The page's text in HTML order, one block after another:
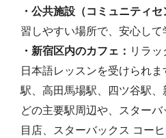
・公共施設（コミュニティセ
習しやすい場所で、安心して
・新宿区内のカフェ： リラッ
日本語レッスンを受けられ
駅、高田馬場駅、四ツ谷駅
どの主要駅周辺や、スター
目店、スターバックス コー